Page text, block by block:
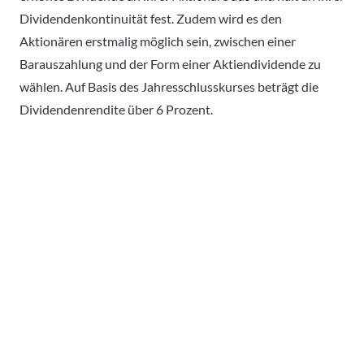
Dividendenkontinuität fest. Zudem wird es den
Aktionären erstmalig möglich sein, zwischen einer
Barauszahlung und der Form einer Aktiendividende zu
wählen. Auf Basis des Jahresschlusskurses beträgt die
Dividendenrendite über 6 Prozent.